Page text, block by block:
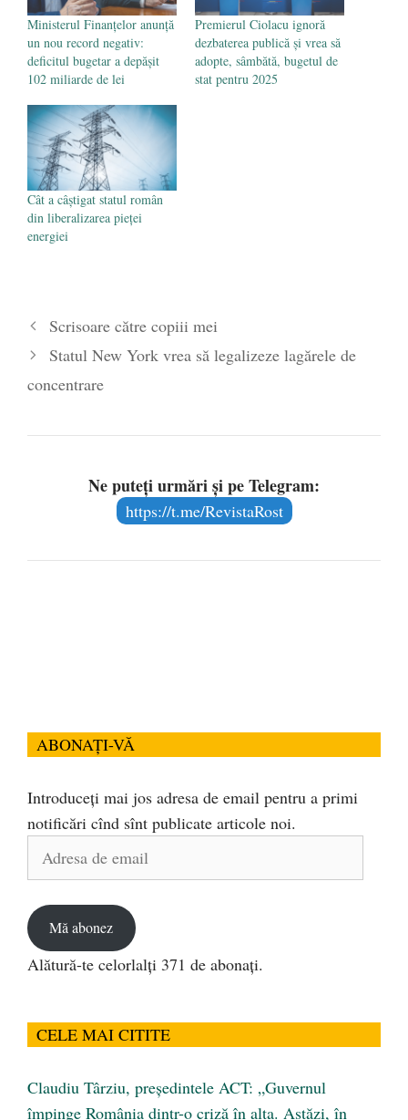
Ministerul Finanțelor anunță
un nou record negativ:
deficitul bugetar a depășit
102 miliarde de lei
Premierul Ciolacu ignoră
dezbaterea publică și vrea să
adopte, sâmbătă, bugetul de
stat pentru 2025
Cât a câștigat statul român
din liberalizarea pieței
energiei
Scrisoare către copiii mei
Statul New York vrea să legalizeze lagărele de
concentrare
Ne puteți urmări și pe Telegram:
https://t.me/RevistaRost
ABONAȚI-VĂ
Introduceți mai jos adresa de email pentru a primi
notificări cînd sînt publicate articole noi.
Mă abonez
Alătură-te celorlalți 371 de abonați.
CELE MAI CITITE
Claudiu Târziu, președintele ACT: „Guvernul
împinge România dintr-o criză în alta. Astăzi, în